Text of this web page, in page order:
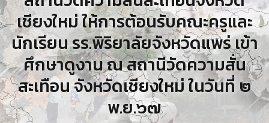
เชียงใหม่ ให้การต้อนรับคณะครูและ
นักเรียน รร.พิริยาลัยจังหวัดแพร่ เข้า
ศึกษาดูงาน ณ สถานีวัดความสั่น
สะเทือน จังหวัดเชียงใหม่ ในวันที่ ๒
พ.ย.๖๗